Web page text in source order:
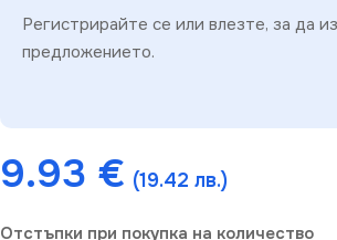
Регистрирайте се или влезте, за да
предложението.
9.93 € (19.42 лв.)
Отстъпки при покупка на количество